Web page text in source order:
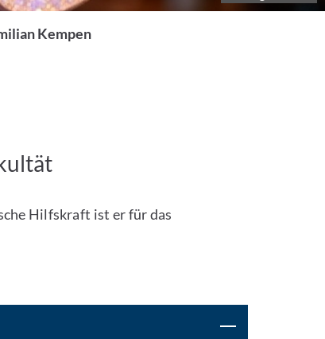
Kempen
Hilfskraft ist er für das